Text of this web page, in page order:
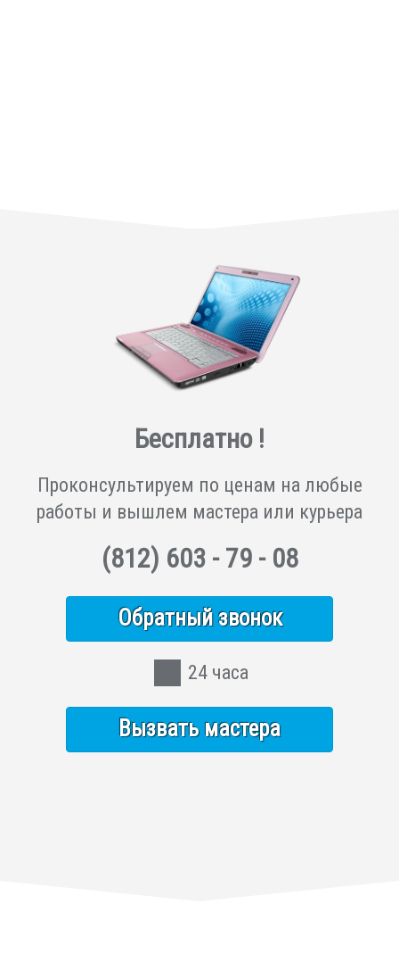
Бесплатно !
Проконсультируем по ценам на любые
работы и вышлем мастера или курьера
(812) 603 - 79 - 08
Обратный звонок
24 часа
Вызвать мастера